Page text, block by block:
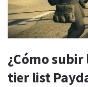
¿Cómo
tier list